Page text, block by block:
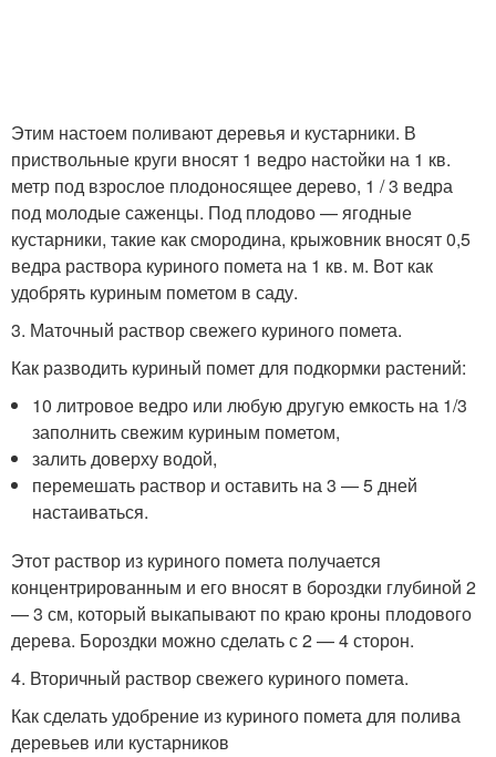
Этим настоем поливают деревья и кустарники. В
приствольные круги вносят 1 ведро настойки на 1 кв.
метр под взрослое плодоносящее дерево, 1 / 3 ведра
под молодые саженцы. Под плодово — ягодные
кустарники, такие как смородина, крыжовник вносят 0,5
ведра раствора куриного помета на 1 кв. м. Вот как
удобрять куриным пометом в саду.
3. Маточный раствор свежего куриного помета.
Как разводить куриный помет для подкормки растений:
10 литровое ведро или любую другую емкость на 1/3
заполнить свежим куриным пометом,
залить доверху водой,
перемешать раствор и оставить на 3 — 5 дней
настаиваться.
Этот раствор из куриного помета получается
концентрированным и его вносят в бороздки глубиной 2
— 3 см, который выкапывают по краю кроны плодового
дерева. Бороздки можно сделать с 2 — 4 сторон.
4. Вторичный раствор свежего куриного помета.
Как сделать удобрение из куриного помета для полива
деревьев или кустарников